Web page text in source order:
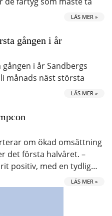
LÄS MER »
gången i år
i år Sandbergs
månads näst största
LÄS MER »
om ökad omsättning
det första halvåret. –
positiv, med en tydlig…
LÄS MER »